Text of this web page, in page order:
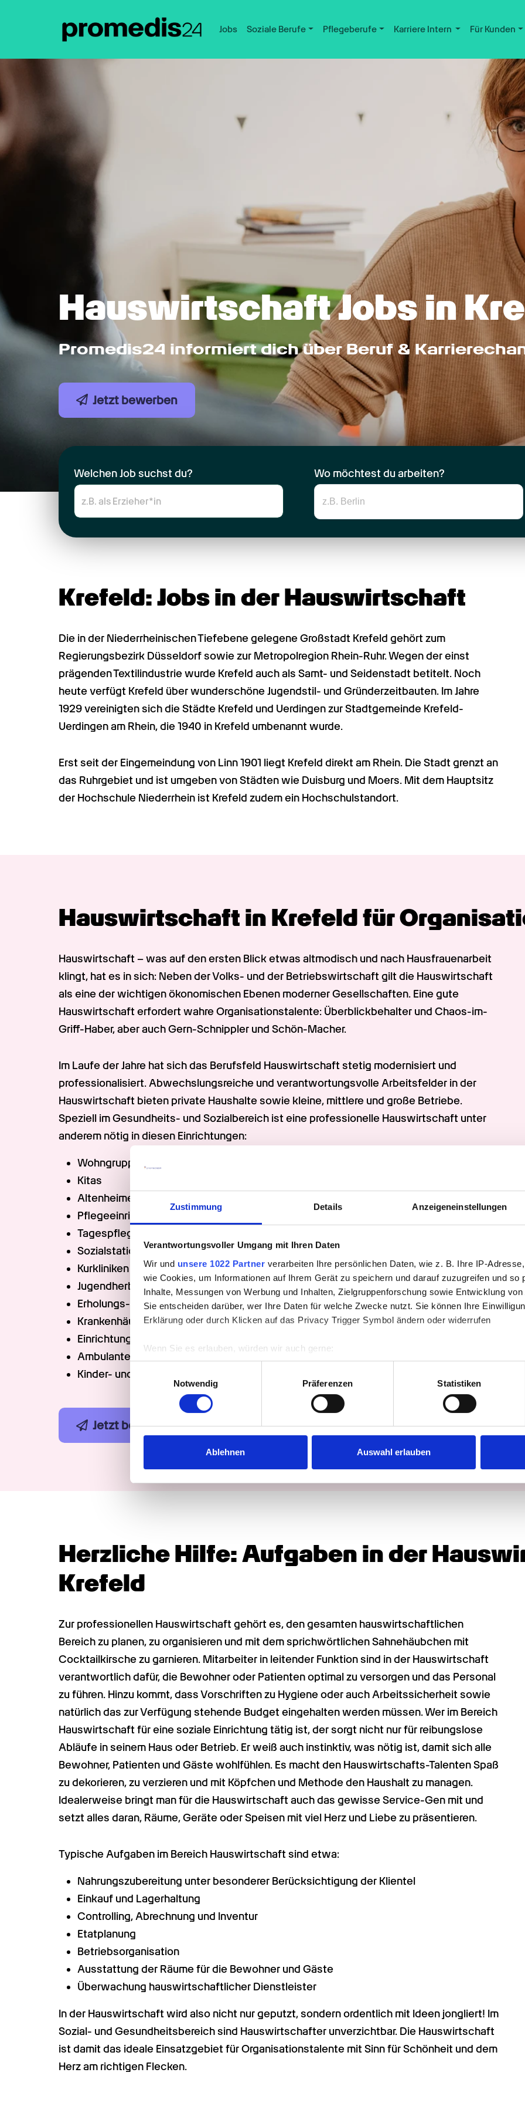
Zustimmung Details Anzeigeneinstellungen
Verantwortungsvoller Umgang mit Ihren Daten
Wir und unsere 1022 Partner verarbeiten Ihre persönlichen Daten, wie z. B. Ihre IP-
wie Cookies, um Informationen auf Ihrem Gerät zu speichern und darauf zuzugreifen und so
Inhalte, Messungen von Werbung und Inhalten, Zielgruppenforschung sowie Entwicklung
Sie entscheiden darüber, wer Ihre Daten für welche Zwecke nutzt. Sie können Ihre
Erklärung oder durch Klicken auf das Privacy Trigger Symbol ändern oder widerrufen
Wenn Sie es erlauben, würden wir auch gerne:
Informationen über Ihre geografische Lage erfassen, welche bis auf einige Meter
Ihr Gerät durch aktives Scannen nach bestimmten Merkmalen (Fingerprinting)
Erfahren Sie mehr darüber, wie Ihre persönlichen Daten verarbeitet werden, und legen Sie
Einzelheitenfest.
Wir verwenden Cookies, um Inhalte und Anzeigen zu personalisieren, Funktionen für soziale
und die Zugriffe auf unsere Website zu analysieren. Außerdem geben wir Informationen zu
Website an unsere Partner für soziale Medien, Werbung und Analysen weiter. Unsere Partner
der Dienste gesammelt haben.
Notwendig
Präferenzen Statistiken
Ablehnen Auswahl erlauben
Jobs Soziale Berufe Pflegeberufe Karriere Intern Für Kunden
Hauswirtschaft Jobs in
Promedis24 informiert dich über Beruf &
Jetzt bewerben
Welchen Job suchst du? Wo möchtest du arbeiten?
Krefeld: Jobs in der Hauswirtschaft
Die in der Niederrheinischen Tiefebene gelegene Großstadt Krefeld gehört zum
Regierungsbezirk Düsseldorf sowie zur Metropolregion Rhein-Ruhr. Wegen der einst
prägenden Textilindustrie wurde Krefeld auch als Samt- und Seidenstadt betitelt. Noch
heute verfügt Krefeld über wunderschöne Jugendstil- und Gründerzeitbauten. Im Jahre
1929 vereinigten sich die Städte Krefeld und Uerdingen zur Stadtgemeinde Krefeld-
Uerdingen am Rhein, die 1940 in Krefeld umbenannt wurde.
Erst seit der Eingemeindung von Linn 1901 liegt Krefeld direkt am Rhein. Die Stadt grenzt an
das Ruhrgebiet und ist umgeben von Städten wie Duisburg und Moers. Mit dem Hauptsitz
der Hochschule Niederrhein ist Krefeld zudem ein Hochschulstandort.
Hauswirtschaft in Krefeld für
Hauswirtschaft – was auf den ersten Blick etwas altmodisch und nach Hausfrauenarbeit
klingt, hat es in sich: Neben der Volks- und der Betriebswirtschaft gilt die Hauswirtschaft
als eine der wichtigen ökonomischen Ebenen moderner Gesellschaften. Eine gute
Hauswirtschaft erfordert wahre Organisationstalente: Überblickbehalter und Chaos-im-
Griff-Haber, aber auch Gern-Schnippler und Schön-Macher.
Im Laufe der Jahre hat sich das Berufsfeld Hauswirtschaft stetig modernisiert und
professionalisiert. Abwechslungsreiche und verantwortungsvolle Arbeitsfelder in der
Hauswirtschaft bieten private Haushalte sowie kleine, mittlere und große Betriebe.
Speziell im Gesundheits- und Sozialbereich ist eine professionelle Hauswirtschaft unter
anderem nötig in diesen Einrichtungen:
Wohngruppen
Kitas
Altenheime und Seniorenresidenzen
Pflegeeinrichtungen
Tagespflege
Sozialstationen
Kurkliniken
Jugendherbergen
Erholungs- und Reha-Einrichtungen
Krankenhäuser und Kliniken
Einrichtungen für Menschen mit Behinderungen
Ambulante (Intensiv-) Pflegedienste
Kinder- und Jugendhilfe
Jetzt bewerben Termin buchen Jobangebote
Herzliche Hilfe: Aufgaben in der
Krefeld
Zur professionellen Hauswirtschaft gehört es, den gesamten hauswirtschaftlichen
Bereich zu planen, zu organisieren und mit dem sprichwörtlichen Sahnehäubchen mit
Cocktailkirsche zu garnieren. Mitarbeiter in leitender Funktion sind in der Hauswirtschaft
verantwortlich dafür, die Bewohner oder Patienten optimal zu versorgen und das Personal
zu führen. Hinzu kommt, dass Vorschriften zu Hygiene oder auch Arbeitssicherheit sowie
natürlich das zur Verfügung stehende Budget eingehalten werden müssen. Wer im Bereich
Hauswirtschaft für eine soziale Einrichtung tätig ist, der sorgt nicht nur für reibungslose
Abläufe in seinem Haus oder Betrieb. Er weiß auch instinktiv, was nötig ist, damit sich alle
Bewohner, Patienten und Gäste wohlfühlen. Es macht den Hauswirtschafts-Talenten Spaß
zu dekorieren, zu verzieren und mit Köpfchen und Methode den Haushalt zu managen.
Idealerweise bringt man für die Hauswirtschaft auch das gewisse Service-Gen mit und
setzt alles daran, Räume, Geräte oder Speisen mit viel Herz und Liebe zu präsentieren.
Typische Aufgaben im Bereich Hauswirtschaft sind etwa:
Nahrungszubereitung unter besonderer Berücksichtigung der Klientel
Einkauf und Lagerhaltung
Controlling, Abrechnung und Inventur
Etatplanung
Betriebsorganisation
Ausstattung der Räume für die Bewohner und Gäste
Überwachung hauswirtschaftlicher Dienstleister
In der Hauswirtschaft wird also nicht nur geputzt, sondern ordentlich mit Ideen jongliert! Im
Sozial- und Gesundheitsbereich sind Hauswirtschafter unverzichtbar. Die Hauswirtschaft
ist damit das ideale Einsatzgebiet für Organisationstalente mit Sinn für Schönheit und dem
Herz am richtigen Flecken.